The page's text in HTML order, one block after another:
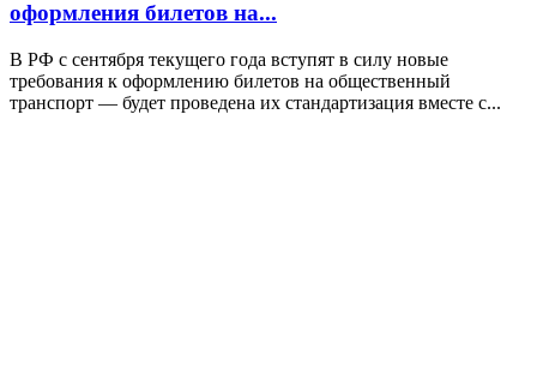
оформления билетов на...
В РФ с сентября текущего года вступят в силу новые
требования к оформлению билетов на общественный
транспорт — будет проведена их стандартизация вместе с...